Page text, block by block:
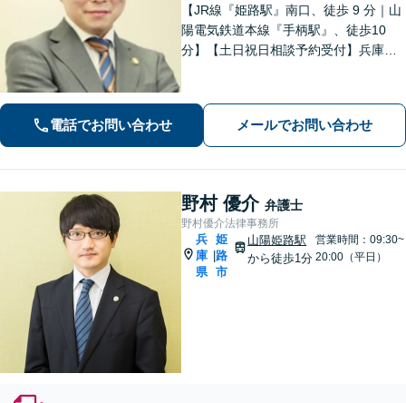
【JR線『姫路駅』南口、徒歩 9 分｜山
陽電気鉄道本線『手柄駅』、徒歩10
分】【土日祝日相談予約受付】兵庫県
ます。
電話でお問い合わせ メールでお問い合わせ
野村 優介 弁護士
野村優介法律事務所
兵
庫
県
姫
路
市
山陽姫路駅
から徒歩1分
営業時間：09:30~
20:00（平日）